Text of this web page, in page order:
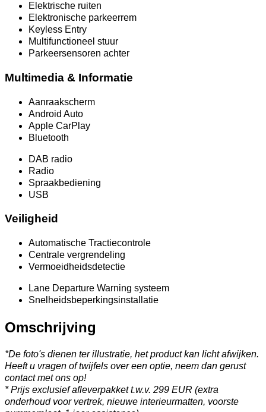
Elektrische ruiten
Elektronische parkeerrem
Keyless Entry
Multifunctioneel stuur
Parkeersensoren achter
Multimedia & Informatie
Aanraakscherm
Android Auto
Apple CarPlay
Bluetooth
DAB radio
Radio
Spraakbediening
USB
Veiligheid
Automatische Tractiecontrole
Centrale vergrendeling
Vermoeidheidsdetectie
Lane Departure Warning systeem
Snelheidsbeperkingsinstallatie
Omschrijving
*De foto's dienen ter illustratie, het product kan licht afwijken.
Heeft u vragen of twijfels over een optie, neem dan gerust
contact met ons op!
* Prijs exclusief afleverpakket t.w.v. 299 EUR (extra
onderhoud voor vertrek, nieuwe interieurmatten, voorste